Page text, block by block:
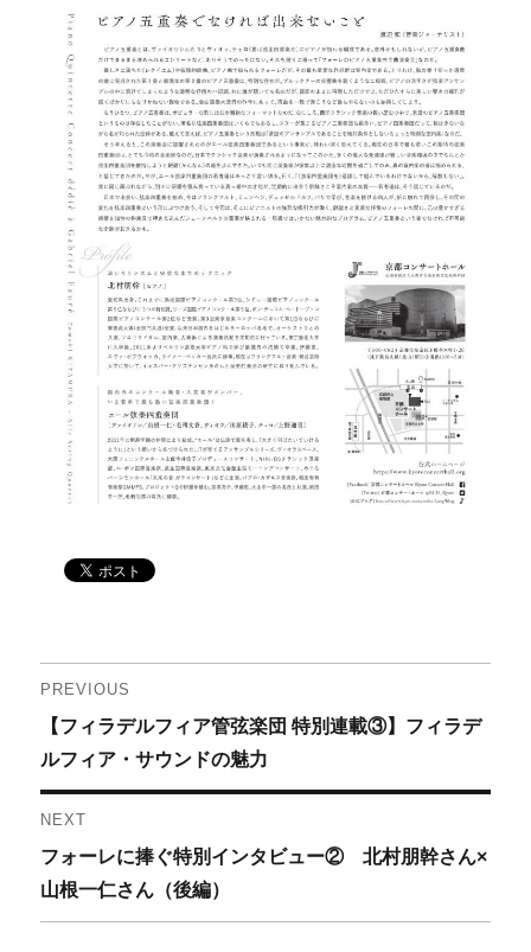
投
稿
ナ
ビ
ゲ
PREVIOUS
Previous
post:
【フィラデルフィア管弦楽団 特別連載③】フィラデ
ルフィア・サウンドの魅力
NEXT
Next
post:
フォーレに捧ぐ特別インタビュー② 北村朋幹さん×
山根一仁さん（後編）